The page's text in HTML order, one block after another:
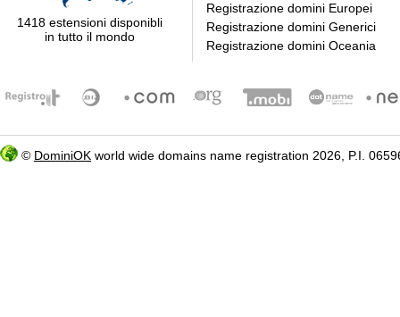
1418 estensioni disponibli
in tutto il mondo
Registrazione domini Europei
Registrazione domini Generici
Registrazione domini Oceania
© DominiOK world wide domains name registration 2026, P.I.